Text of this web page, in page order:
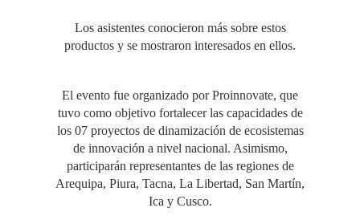
Los asistentes conocieron más sobre estos
productos y se mostraron interesados en ellos.
El evento fue organizado por Proinnovate, que
tuvo como objetivo fortalecer las capacidades de
los 07 proyectos de dinamización de ecosistemas
de innovación a nivel nacional. Asimismo,
participarán representantes de las regiones de
Arequipa, Piura, Tacna, La Libertad, San Martín,
Ica y Cusco.